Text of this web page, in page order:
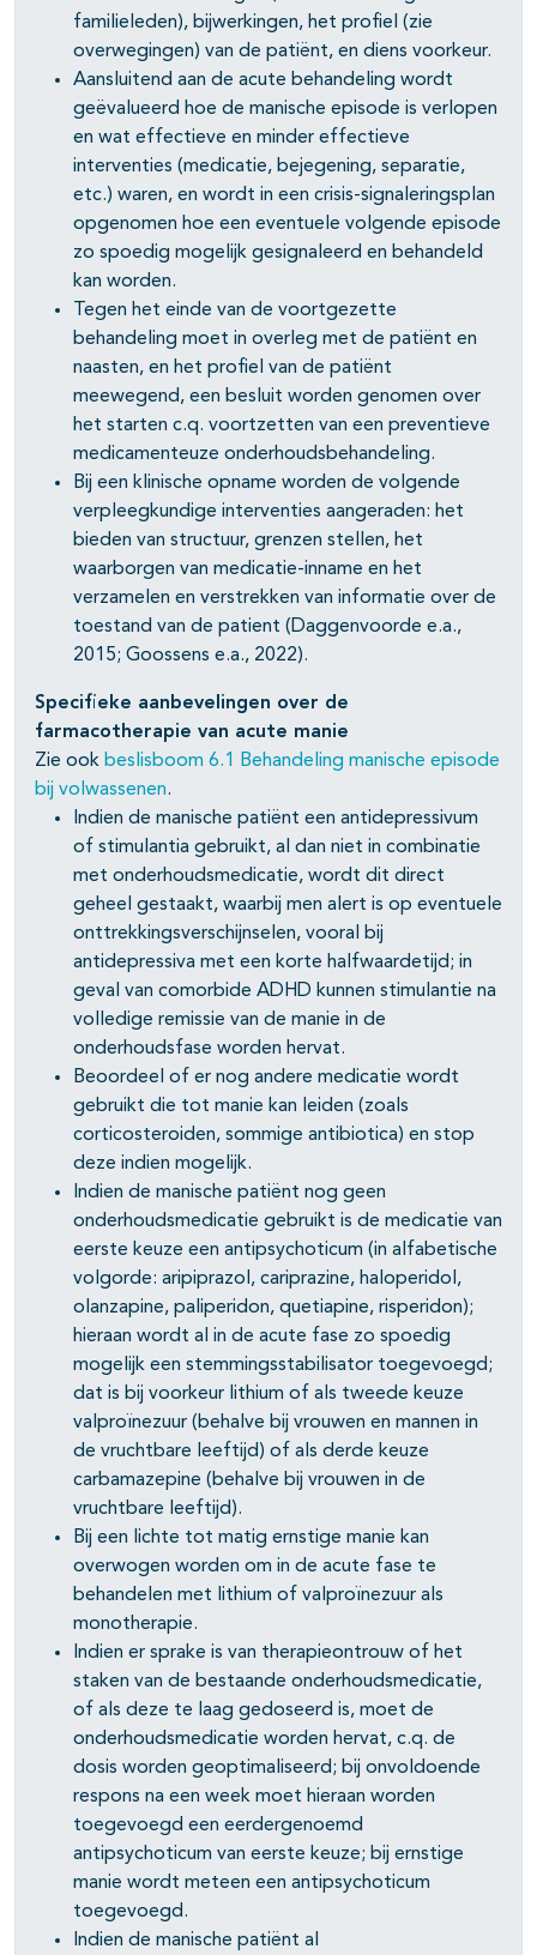
familieleden), bijwerkingen, het profiel (zie
overwegingen) van de patiënt, en diens voorkeur.
Aansluitend aan de acute behandeling wordt
geëvalueerd hoe de manische episode is verlopen
en wat effectieve en minder effectieve
interventies (medicatie, bejegening, separatie,
etc.) waren, en wordt in een crisis-signaleringsplan
opgenomen hoe een eventuele volgende episode
zo spoedig mogelijk gesignaleerd en behandeld
kan worden.
Tegen het einde van de voortgezette
behandeling moet in overleg met de patiënt en
naasten, en het profiel van de patiënt
meewegend, een besluit worden genomen over
het starten c.q. voortzetten van een preventieve
medicamenteuze onderhoudsbehandeling.
Bij een klinische opname worden de volgende
verpleegkundige interventies aangeraden: het
bieden van structuur, grenzen stellen, het
waarborgen van medicatie-inname en het
verzamelen en verstrekken van informatie over de
toestand van de patient (Daggenvoorde e.a.,
2015; Goossens e.a., 2022).
Specifieke aanbevelingen over de
farmacotherapie van acute manie
Zie ook beslisboom 6.1 Behandeling manische episode
bij volwassenen.
Indien de manische patiënt een antidepressivum
of stimulantia gebruikt, al dan niet in combinatie
met onderhoudsmedicatie, wordt dit direct
geheel gestaakt, waarbij men alert is op eventuele
onttrekkingsverschijnselen, vooral bij
antidepressiva met een korte halfwaardetijd; in
geval van comorbide ADHD kunnen stimulantie na
volledige remissie van de manie in de
onderhoudsfase worden hervat.
Beoordeel of er nog andere medicatie wordt
gebruikt die tot manie kan leiden (zoals
corticosteroiden, sommige antibiotica) en stop
deze indien mogelijk.
Indien de manische patiënt nog geen
onderhoudsmedicatie gebruikt is de medicatie van
eerste keuze een antipsychoticum (in alfabetische
volgorde: aripiprazol, cariprazine, haloperidol,
olanzapine, paliperidon, quetiapine, risperidon);
hieraan wordt al in de acute fase zo spoedig
mogelijk een stemmingsstabilisator toegevoegd;
dat is bij voorkeur lithium of als tweede keuze
valproïnezuur (behalve bij vrouwen en mannen in
de vruchtbare leeftijd) of als derde keuze
carbamazepine (behalve bij vrouwen in de
vruchtbare leeftijd).
Bij een lichte tot matig ernstige manie kan
overwogen worden om in de acute fase te
behandelen met lithium of valproïnezuur als
monotherapie.
Indien er sprake is van therapieontrouw of het
staken van de bestaande onderhoudsmedicatie,
of als deze te laag gedoseerd is, moet de
onderhoudsmedicatie worden hervat, c.q. de
dosis worden geoptimaliseerd; bij onvoldoende
respons na een week moet hieraan worden
toegevoegd een eerdergenoemd
antipsychoticum van eerste keuze; bij ernstige
manie wordt meteen een antipsychoticum
toegevoegd.
Indien de manische patiënt al